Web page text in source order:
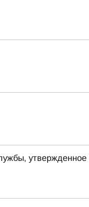
утвержденное